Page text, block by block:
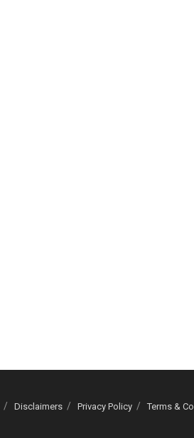
Disclaimers Privacy Policy Terms &